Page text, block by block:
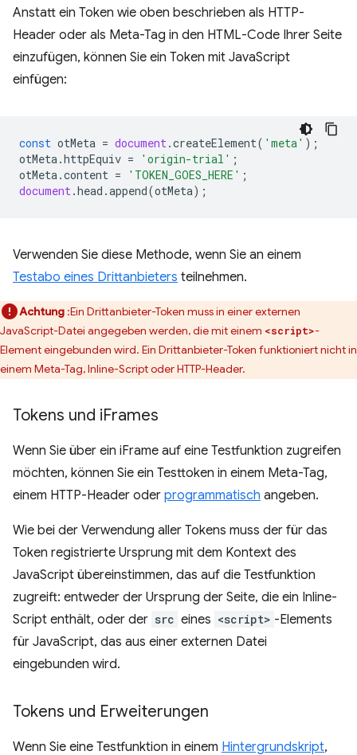
Anstatt ein Token wie oben beschrieben als HTTP-
Header oder als Meta-Tag in den HTML-Code Ihrer Seite
einzufügen, können Sie ein Token mit JavaScript
einfügen:
const otMeta = document.createElement( 'meta' );
otMeta.httpEquiv = 'origin-trial' ;
otMeta.content = 'TOKEN_GOES_HERE' ;
document.head .append(otMeta);
Verwenden Sie diese Methode, wenn Sie an einem
Testabo eines Drittanbieters teilnehmen.
Achtung :Ein Drittanbieter-Token muss in einer externen
JavaScript-Datei angegeben werden, die mit einem <script>-
Element eingebunden wird. Ein Drittanbieter-Token funktioniert nicht in
einem Meta-Tag, Inline-Script oder HTTP-Header.
Tokens und iFrames
Wenn Sie über ein iFrame auf eine Testfunktion zugreifen
möchten, können Sie ein Testtoken in einem Meta-Tag,
einem HTTP-Header oder programmatisch angeben.
Wie bei der Verwendung aller Tokens muss der für das
Token registrierte Ursprung mit dem Kontext des
JavaScript übereinstimmen, das auf die Testfunktion
zugreift: entweder der Ursprung der Seite, die ein Inline-
Script enthält, oder der src eines <script> -Elements
für JavaScript, das aus einer externen Datei
eingebunden wird.
Tokens und Erweiterungen
Wenn Sie eine Testfunktion in einem Hintergrundskript,